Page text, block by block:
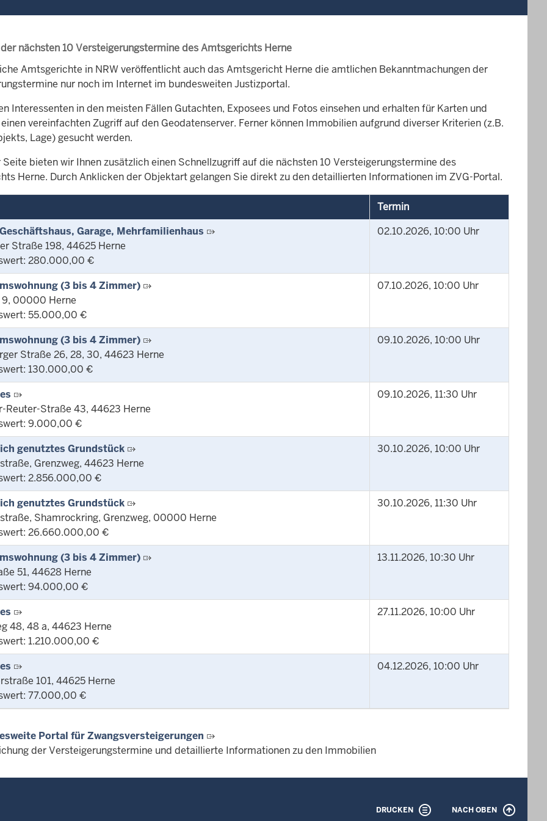
nächsten 10 Versteigerungstermine des Amtsgerichts Herne
Amtsgerichte in NRW veröffentlicht auch das Amtsgericht Herne die amtlichen Bekanntmachungen der
nur noch im Internet im bundesweiten Justizportal.
Interessenten in den meisten Fällen Gutachten, Exposees und Fotos einsehen und erhalten für Karten und
vereinfachten Zugriff auf den Geodatenserver. Ferner können Immobilien aufgrund diverser Kriterien (z.B.
Lage) gesucht werden.
bieten wir Ihnen zusätzlich einen Schnellzugriff auf die nächsten 10 Versteigerungstermine des
Herne. Durch Anklicken der Objektart gelangen Sie direkt zu den detaillierten Informationen im ZVG-Portal.
Termin
Garage, Mehrfamilienhaus
Straße 198, 44625 Herne
280.000,00 €
02.10.2026, 10:00 Uhr
(3 bis 4 Zimmer)
9, 00000 Herne
55.000,00 €
07.10.2026, 10:00 Uhr
(3 bis 4 Zimmer)
Straße 26, 28, 30, 44623 Herne
130.000,00 €
09.10.2026, 10:00 Uhr
Reuter-Straße 43, 44623 Herne
9.000,00 €
09.10.2026, 11:30 Uhr
genutztes Grundstück
Grenzweg, 44623 Herne
2.856.000,00 €
30.10.2026, 10:00 Uhr
genutztes Grundstück
Shamrockring, Grenzweg, 00000 Herne
26.660.000,00 €
30.10.2026, 11:30 Uhr
(3 bis 4 Zimmer)
51, 44628 Herne
94.000,00 €
13.11.2026, 10:30 Uhr
48, 48 a, 44623 Herne
1.210.000,00 €
27.11.2026, 10:00 Uhr
101, 44625 Herne
77.000,00 €
04.12.2026, 10:00 Uhr
Portal für Zwangsversteigerungen
der Versteigerungstermine und detaillierte Informationen zu den Immobilien
DRUCKEN NACH OBEN